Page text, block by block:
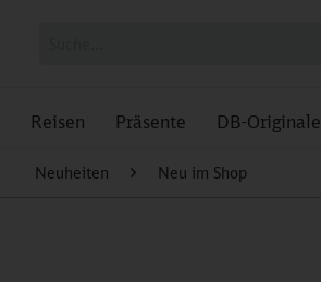
Reisen Präsente DB-Originale
Neuheiten Neu im Shop